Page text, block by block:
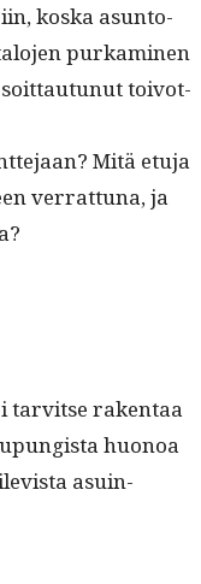
kos­ka asun­to-
purkami­nen
toiv­ot­
Mitä etu­ja
ver­rat­tuna, ja
tarvitse rak­en­taa
huonoa
asuin­